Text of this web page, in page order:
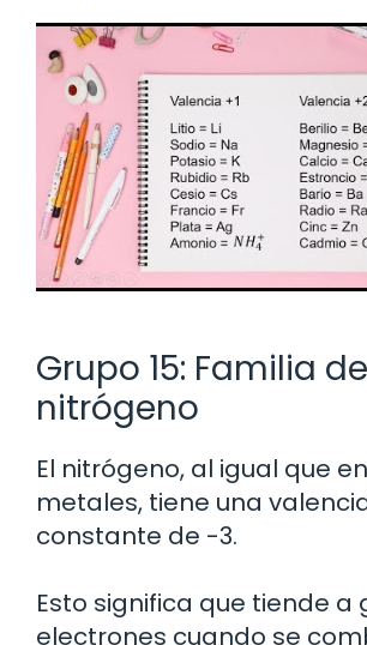
Grupo 15: Familia
nitrógeno
El nitrógeno, al igual que
metales, tiene una
constante de -3.
Esto significa que tiende a
electrones cuando se